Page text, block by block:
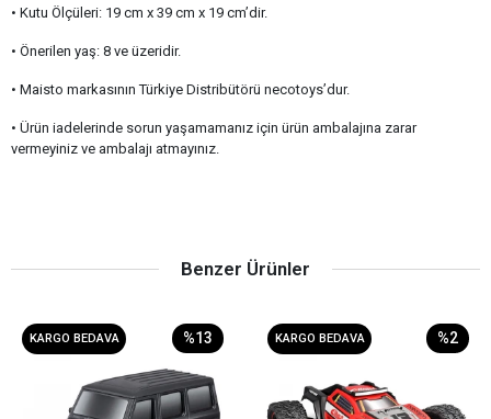
• Kutu Ölçüleri: 19 cm x 39 cm x 19 cm’dir.
• Önerilen yaş: 8 ve üzeridir.
• Maisto markasının Türkiye Distribütörü necotoys’dur.
• Ürün iadelerinde sorun yaşamamanız için ürün ambalajına zarar
vermeyiniz ve ambalajı atmayınız.
Benzer Ürünler
KARGO BEDAVA %13 KARGO BEDAVA %2